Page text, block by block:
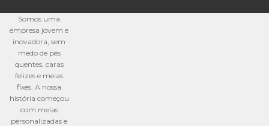
Somos uma
empresa jovem e
inovadora, sem
medo de pés
quentes, caras
felizes e meias
fixes. A nossa
história começou
com meias
personalizadas e